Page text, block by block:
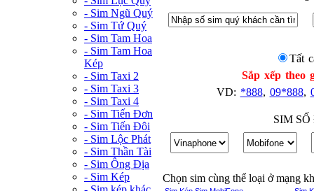
- Sim Ngũ Quý
- Sim Tứ Quý
- Sim Tam Hoa
- Sim Tam Hoa
Kép
- Sim Taxi 2
- Sim Taxi 3
- Sim Taxi 4
- Sim Tiến Đơn
- Sim Tiến Đôi
- Sim Lộc Phát
- Sim Thần Tài
- Sim Ông Địa
- Sim Kép
Tất
Sắp xếp theo
VD: *888, 09*888,
SIM
Chọn sim cùng thể loại ở mạng